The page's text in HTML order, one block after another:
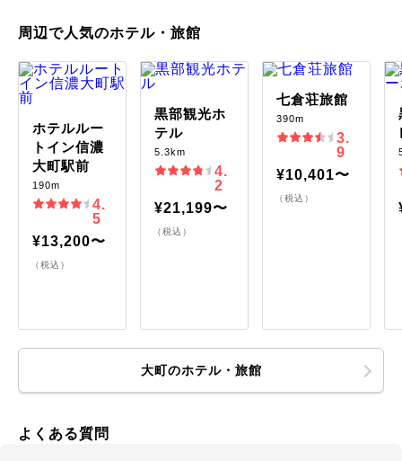
周辺で人気のホテル・旅館
ホテルルー
トイン信濃
大町駅前
190m
4.
5
¥13,200〜
（税込）
黒部観光ホ
テル
5.3km
4.
2
¥21,199〜
（税込）
七倉荘旅館
390m
3.
9
¥10,401〜
（税込）
大町のホテル・旅館
よくある質問